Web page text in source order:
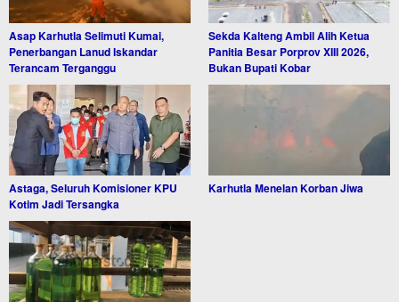
Asap Karhutla Selimuti Kumai,
Penerbangan Lanud Iskandar
Terancam Terganggu
Sekda Kalteng Ambil Alih Ketua
Panitia Besar Porprov XIII 2026,
Bukan Bupati Kobar
Astaga, Seluruh Komisioner KPU
Kotim Jadi Tersangka
Karhutla Menelan Korban Jiwa